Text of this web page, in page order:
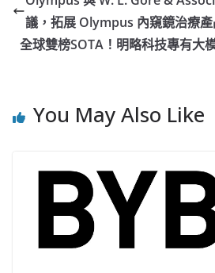
議，拓展 Olympus 內窺鏡治療
全球雙榜SOTA！明略科技專有大
You May Also Like